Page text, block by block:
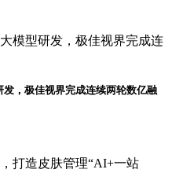
，极佳视界完成连续两轮数亿融